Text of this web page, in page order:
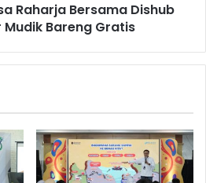
Raharja Bersama Dishub
Bareng Gratis